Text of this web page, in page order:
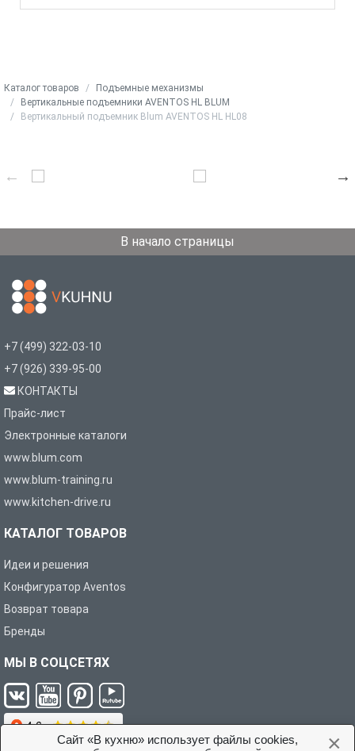
×
Сайт «В кухню» использует файлы cookies,
Каталог товаров
Подъемные механизмы
Вертикальные подъемники AVENTOS HL BLUM
Вертикальный подъемник Blum AVENTOS HL HL08
В начало страницы
+7 (499) 322-03-10
+7 (926) 339-95-00
КОНТАКТЫ
Прайс-лист
Электронные каталоги
www.blum.com
www.blum-training.ru
www.kitchen-drive.ru
КАТАЛОГ ТОВАРОВ
Идеи и решения
Конфигуратор Aventos
Возврат товара
Бренды
МЫ В СОЦСЕТЯХ